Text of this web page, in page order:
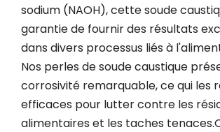
sodium (NAOH), cette soude
garantie de fournir des résultats
dans divers processus liés à
Nos perles de soude caustique
corrosivité remarquable, ce qui les
efficaces pour lutter contre les
alimentaires et les taches